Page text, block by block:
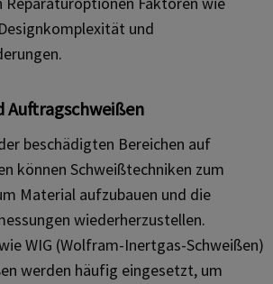
und
Auftragschweißen
beschädigten Bereichen auf
können Schweißtechniken zum
Material aufzubauen und die
wiederherzustellen.
WIG (Wolfram-Inertgas-Schweißen)
werden häufig eingesetzt, um